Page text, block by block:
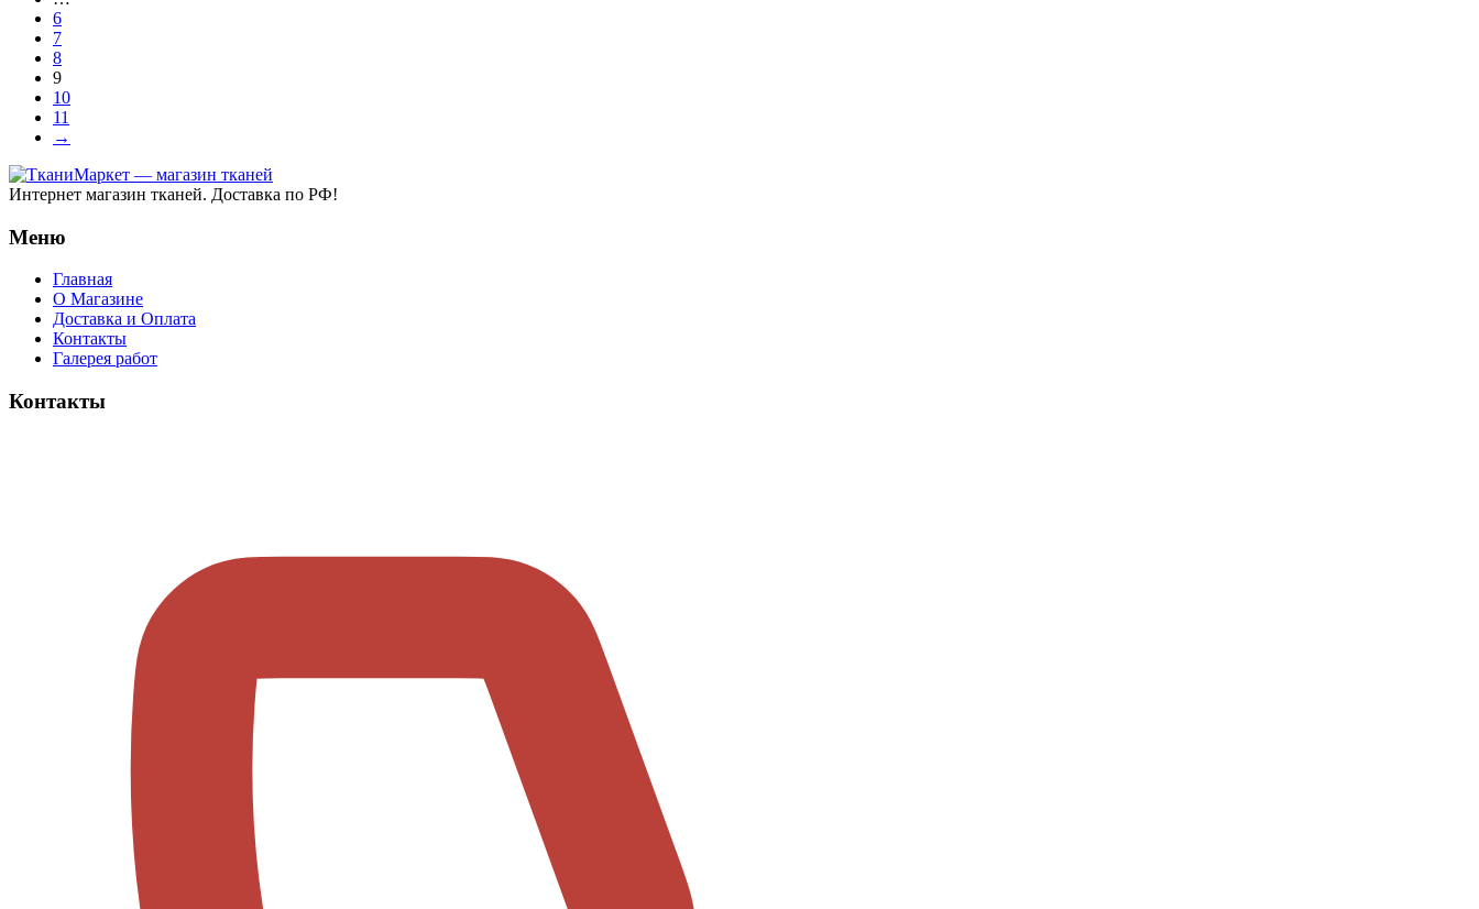
6
7
8
9
10
11
→
Интернет магазин тканей. Доставка по РФ!
Меню
Главная
О Магазине
Доставка и Оплата
Контакты
Галерея работ
Контакты